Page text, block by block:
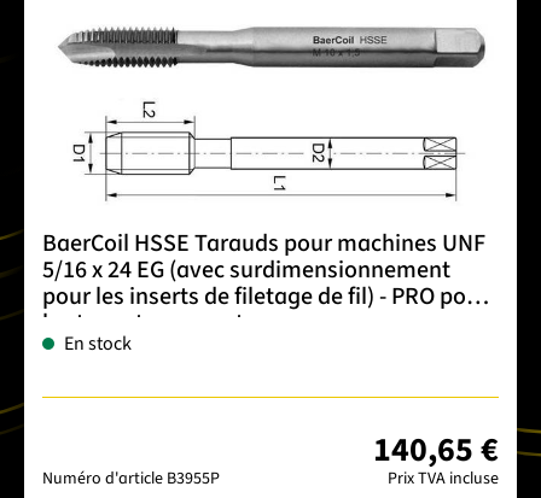
BaerCoil HSSE Tarauds pour machines UNF
5/16 x 24 EG (avec surdimensionnement
pour les inserts de filetage de fil) - PRO pour
les trous traversants
En stock
Numéro d'article B3955P
140,65 €
Prix TVA incluse